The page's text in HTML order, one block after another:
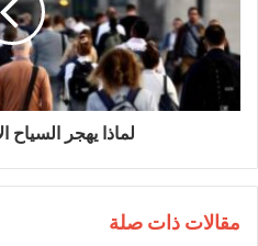
لماذا يهجر السياح
مقالات ذات صلة